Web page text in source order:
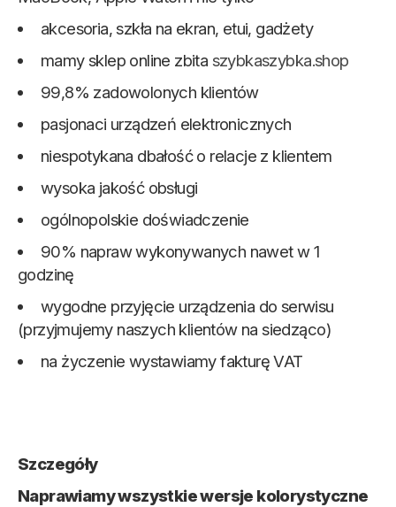
akcesoria, szkła na ekran, etui, gadżety
mamy sklep online zbita szybkaszybka.shop
99,8% zadowolonych klientów
pasjonaci urządzeń elektronicznych
niespotykana dbałość o relacje z klientem
wysoka jakość obsługi
ogólnopolskie doświadczenie
90% napraw wykonywanych nawet w 1
godzinę
wygodne przyjęcie urządzenia do serwisu
(przyjmujemy naszych klientów na siedząco)
na życzenie wystawiamy fakturę VAT
Szczegóły
Naprawiamy wszystkie wersje kolorystyczne